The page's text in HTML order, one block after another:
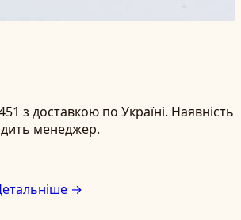
з доставкою по Україні. Наявність
менеджер.
→